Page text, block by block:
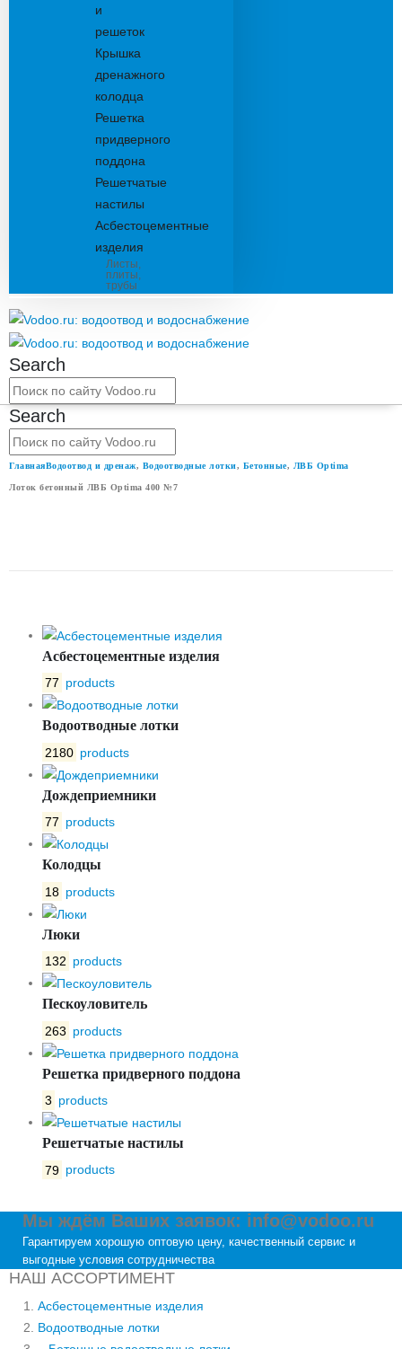
и
решеток
Крышка
дренажного
колодца
Решетка
придверного
поддона
Решетчатые
настилы
Асбестоцементные
изделия
Листы,
плиты,
трубы
Search
Search
ГлавнаяВодоотвод и дренаж, Водоотводные лотки, Бетонные, ЛВБ Optima
Лоток бетонный ЛВБ Optima 400 №7
Асбестоцементные изделия
77 products
Водоотводные лотки
2180 products
Дождеприемники
77 products
Колодцы
18 products
Люки
132 products
Пескоуловитель
263 products
Решетка придверного поддона
3 products
Решетчатые настилы
79 products
Мы ждём Ваших заявок: info@vodoo.ru
Гарантируем хорошую оптовую цену, качественный сервис и
выгодные условия сотрудничества
НАШ АССОРТИМЕНТ
Асбестоцементные изделия
Водоотводные лотки